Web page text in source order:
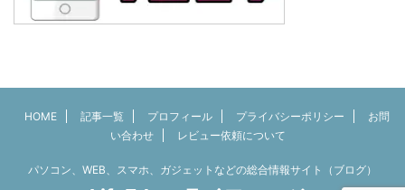
HOME 記事一覧 プロフィール プライバシーポリシー
お問
い合わせ
レビュー依頼について
パソコン、WEB、スマホ、ガジェットなどの総合情報サイト（ブログ）